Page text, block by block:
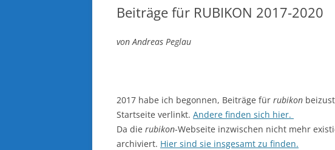
Beiträge für RUBIKON 2017-2020
von Andreas Peglau
2017 habe ich begonnen, Beiträge für rubikon
Startseite verlinkt. Andere finden sich hier.
Da die rubikon-Webseite inzwischen nicht mehr
archiviert. Hier sind sie insgesamt zu finden.